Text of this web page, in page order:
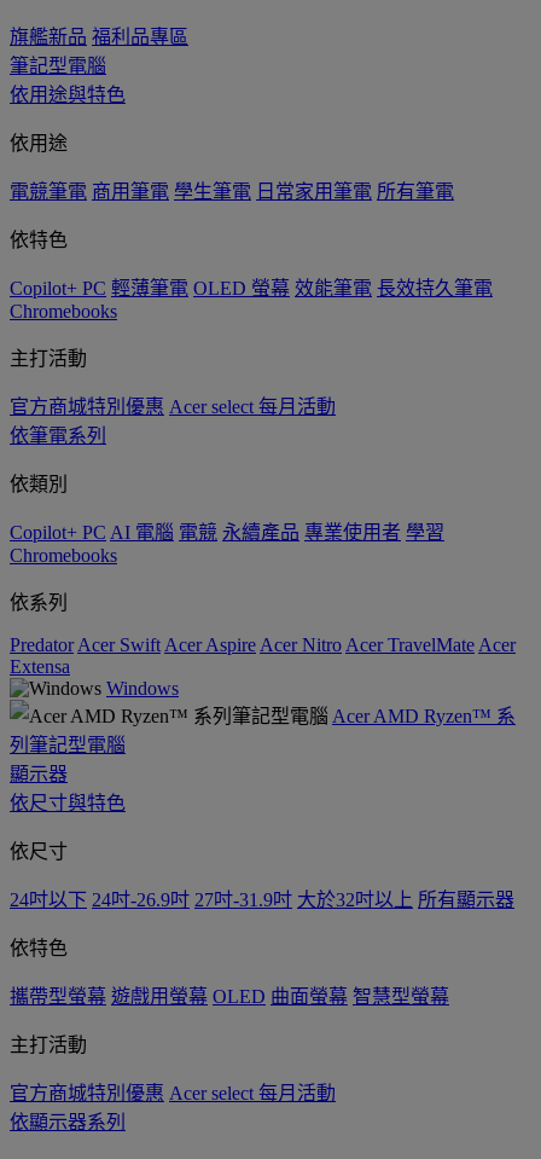
旗艦新品 福利品專區
筆記型電腦
依用途與特色
依用途
電競筆電 商用筆電 學生筆電 日常家用筆電 所有筆電
依特色
Copilot+ PC 輕薄筆電 OLED 螢幕 效能筆電 長效持久筆電
Chromebooks
主打活動
官方商城特別優惠 Acer select 每月活動
依筆電系列
依類別
Copilot+ PC AI 電腦 電競 永續產品 專業使用者 學習
Chromebooks
依系列
Predator Acer Swift Acer Aspire Acer Nitro Acer TravelMate Acer
Extensa
Windows
Acer AMD Ryzen™ 系
列筆記型電腦
顯示器
依尺寸與特色
依尺寸
24吋以下 24吋-26.9吋 27吋-31.9吋 大於32吋以上 所有顯示器
依特色
攜帶型螢幕 遊戲用螢幕 OLED 曲面螢幕 智慧型螢幕
主打活動
官方商城特別優惠 Acer select 每月活動
依顯示器系列